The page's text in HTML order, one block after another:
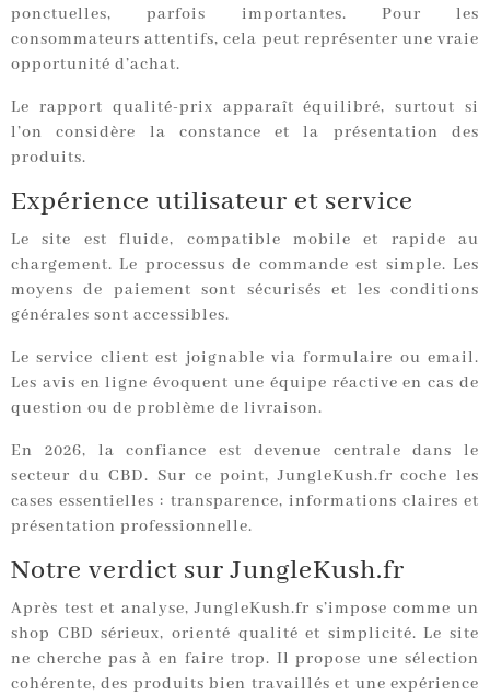
ponctuelles, parfois importantes. Pour les
consommateurs attentifs, cela peut représenter une vraie
opportunité d’achat.
Le rapport qualité-prix apparaît équilibré, surtout si
l’on considère la constance et la présentation des
produits.
Expérience utilisateur et service
Le site est fluide, compatible mobile et rapide au
chargement. Le processus de commande est simple. Les
moyens de paiement sont sécurisés et les conditions
générales sont accessibles.
Le service client est joignable via formulaire ou email.
Les avis en ligne évoquent une équipe réactive en cas de
question ou de problème de livraison.
En 2026, la confiance est devenue centrale dans le
secteur du CBD. Sur ce point, JungleKush.fr coche les
cases essentielles : transparence, informations claires et
présentation professionnelle.
Notre verdict sur JungleKush.fr
Après test et analyse, JungleKush.fr s’impose comme un
shop CBD sérieux, orienté qualité et simplicité. Le site
ne cherche pas à en faire trop. Il propose une sélection
cohérente, des produits bien travaillés et une expérience